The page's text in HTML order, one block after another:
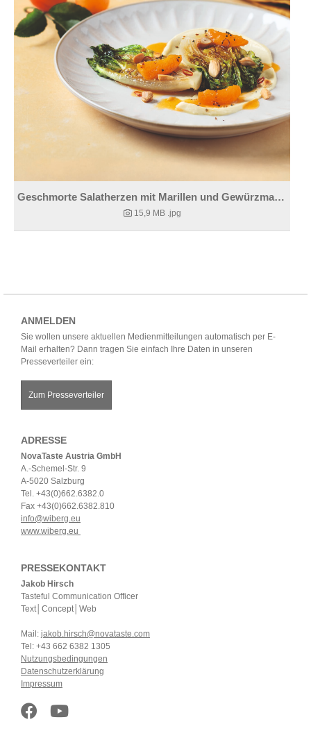
Geschmorte Salatherzen mit Marillen und Gewürzmandeln
15,9 MB .jpg
ANMELDEN
Sie wollen unsere aktuellen Medienmitteilungen automatisch per E-
Mail erhalten? Dann tragen Sie einfach Ihre Daten in unseren
Presseverteiler ein:
Zum Presseverteiler
ADRESSE
NovaTaste Austria GmbH
A.-Schemel-Str. 9
A-5020 Salzburg
Tel. +43(0)662.6382.0
Fax +43(0)662.6382.810
info@wiberg.eu
www.wiberg.eu
PRESSEKONTAKT
Jakob Hirsch
Tasteful Communication Officer
Text│Concept│Web
Mail: jakob.hirsch@novataste.com
Tel: +43 662 6382 1305
Nutzungsbedingungen
Datenschutzerklärung
Impressum